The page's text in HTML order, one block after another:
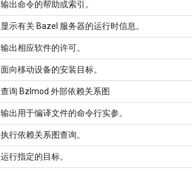
输出命令的帮助或索引。
显示有关 Bazel 服务器的运行时信息。
输出相应软件的许可。
面向移动设备的安装目标。
查询 Bzlmod 外部依赖关系图
输出用于编译文件的命令行实参。
执行依赖关系图查询。
运行指定的目标。